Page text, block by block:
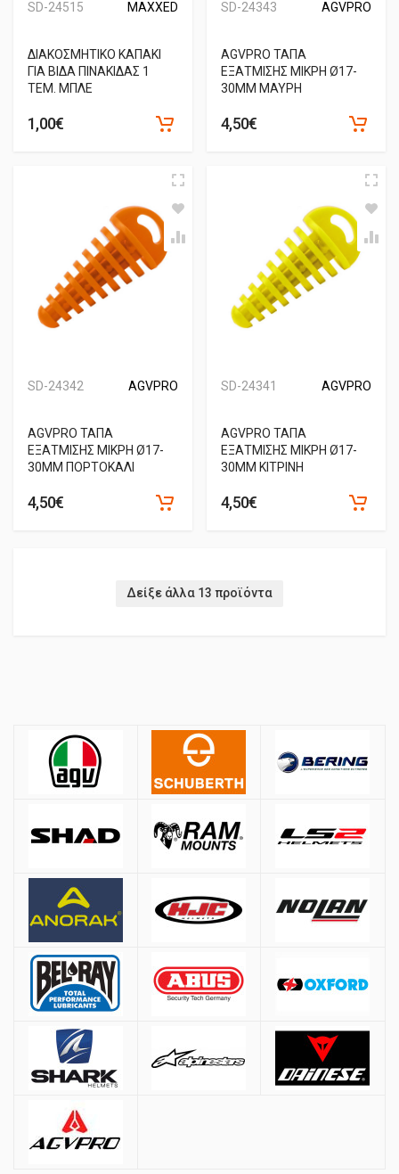
SD-24515 MAXXED
ΔΙΑΚΟΣΜΗΤΙΚΟ ΚΑΠΑΚΙ
ΓΙΑ ΒΙΔΑ ΠΙΝΑΚΙΔΑΣ 1
ΤΕΜ. ΜΠΛΕ
1,00€
SD-24343 AGVPRO
AGVPRO ΤΑΠΑ
ΕΞΑΤΜΙΣΗΣ ΜΙΚΡΗ Ø17-
30MM ΜΑΥΡΗ
4,50€
SD-24342 AGVPRO
AGVPRO ΤΑΠΑ
ΕΞΑΤΜΙΣΗΣ ΜΙΚΡΗ Ø17-
30MM ΠΟΡΤΟΚΑΛΙ
4,50€
SD-24341 AGVPRO
AGVPRO ΤΑΠΑ
ΕΞΑΤΜΙΣΗΣ ΜΙΚΡΗ Ø17-
30MM ΚΙΤΡΙΝΗ
4,50€
Δείξε άλλα 13 προϊόντα